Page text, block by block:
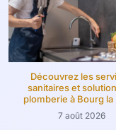
Découvrez les
sanitaires et
plomberie à Bourg la
7 août 2026